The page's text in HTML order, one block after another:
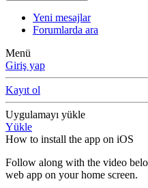
Yeni mesajlar
Forumlarda ara
Menü
Giriş yap
Kayıt ol
Uygulamayı yükle
Yükle
How to install the app on iOS
Follow along with the video
web app on your home screen.